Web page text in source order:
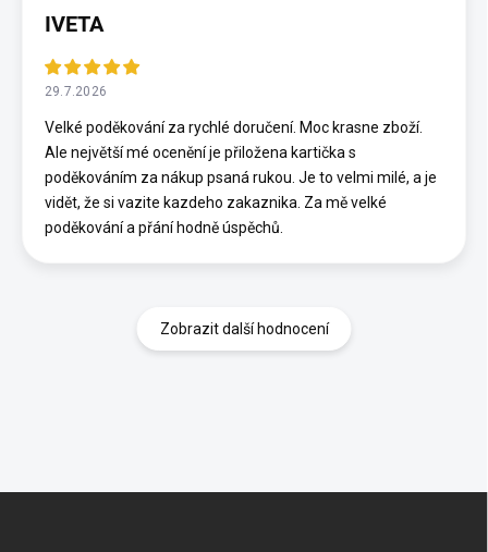
IVETA
29.7.2026
Velké poděkování za rychlé doručení. Moc krasne zboží.
Ale největší mé ocenění je přiložena kartička s
poděkováním za nákup psaná rukou. Je to velmi milé, a je
vidět, že si vazite kazdeho zakaznika. Za mě velké
poděkování a přání hodně úspěchů.
Zobrazit další hodnocení